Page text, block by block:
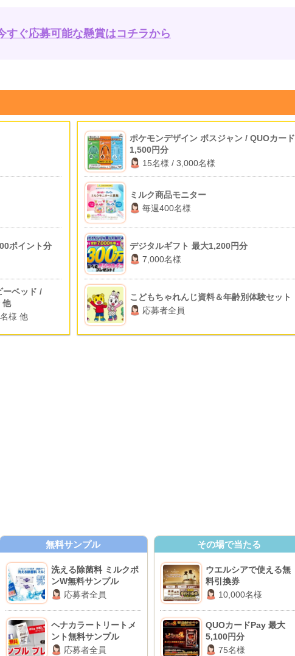
すぐ応募可能な懸賞はコチラから
ポイント分
ーベッド /
他
様 他
ポケモンデザイン ボスジャン / QUOカード
1,500円分
15名様 / 3,000名様
ミルク商品モニター
毎週400名様
デジタルギフト 最大1,200円分
7,000名様
こどもちゃれんじ資料＆年齢別体験セット
応募者全員
無料サンプル
洗える除菌料 ミルクポ
ンW無料サンプル
応募者全員
ヘナカラートリートメ
ント無料サンプル
応募者全員
その場で当たる
ウエルシアで使える無
料引換券
10,000名様
QUOカードPay 最大
5,100円分
75名様